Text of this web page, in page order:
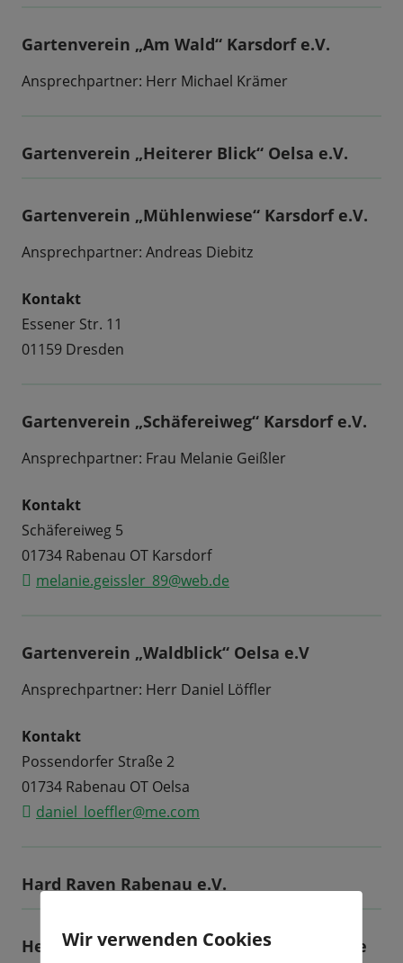
Gartenverein „Am Wald“ Karsdorf e.V.
Ansprechpartner: Herr Michael Krämer
Gartenverein „Heiterer Blick“ Oelsa e.V.
Gartenverein „Mühlenwiese“ Karsdorf e.V.
Ansprechpartner: Andreas Diebitz
Kontakt
Essener Str. 11
01159 Dresden
Gartenverein „Schäfereiweg“ Karsdorf e.V.
Ansprechpartner: Frau Melanie Geißler
Kontakt
Schäfereiweg 5
01734 Rabenau OT Karsdorf
melanie.geissler_89@web.de
Gartenverein „Waldblick“ Oelsa e.V
Ansprechpartner: Herr Daniel Löffler
Kontakt
Possendorfer Straße 2
01734 Rabenau OT Oelsa
daniel_loeffler@me.com
Hard Raven Rabenau e.V.
Heimatverein “Natur- und Heimatfreunde
Wir verwenden Cookies